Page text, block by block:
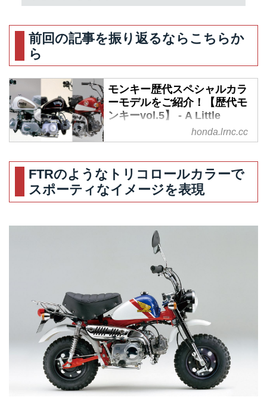
前回の記事を振り返るならこちらか
ら
モンキー歴代スペシャルカラ
ーモデルをご紹介！【歴代モ
ンキーvol.5】 - A Little
で、スタンダードモデルに追加さ
れたスペシャルカラーモデル。特
に黒は「ブラックモンキー」と呼
ばれ人気を博した。
honda.lrnc.cc
FTRのようなトリコロールカラーで
スポーティなイメージを表現